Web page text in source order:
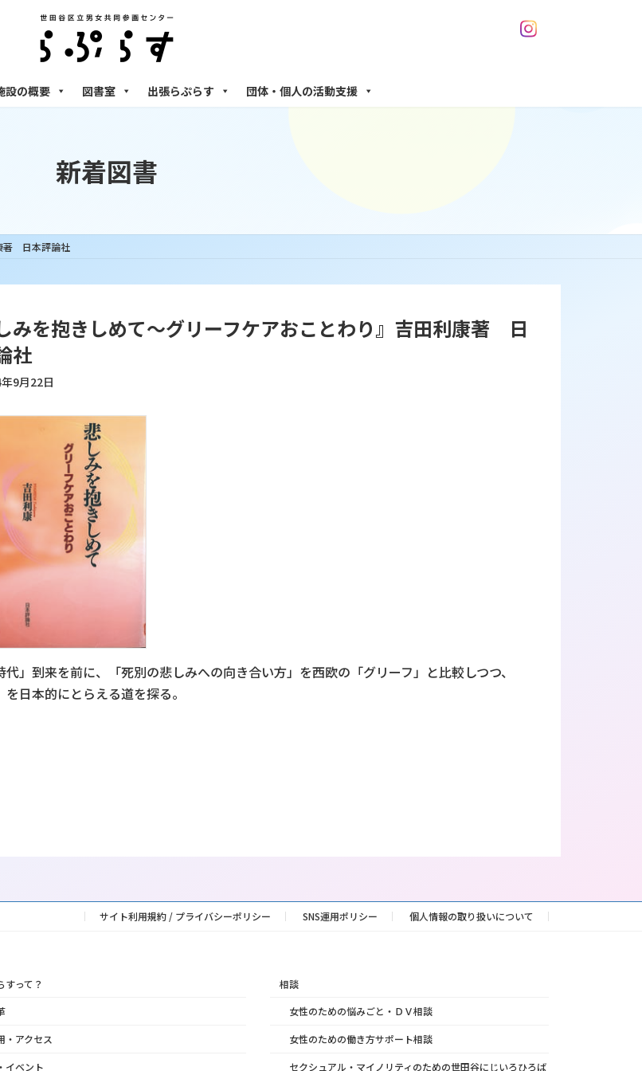
設の概要 図書室 出張らぷらす 団体・個人の活動支援
新着図書
著 日本評論社
みを抱きしめて～グリーフケアおことわり』吉田利康著 日
社
9月22日
代」到来を前に、「死別の悲しみへの向き合い方」を西欧の「グリーフ」と比較しつつ、
を日本的にとらえる道を探る。
サイト利用規約 / プライバシーポリシー SNS運用ポリシー 個人情報の取り扱いについて
すって？
・アクセス
イベント
相談
女性のための悩みごと・ＤＶ相談
女性のための働き方サポート相談
セクシュアル・マイノリティのための世田谷にじいろひろば